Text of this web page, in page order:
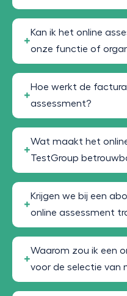
Kan ik het online
onze functie of
Hoe werkt de
assessment?
Wat maakt het
TestGroup
Krijgen we bij een
online assessment
Waarom zou ik een
voor de selectie van